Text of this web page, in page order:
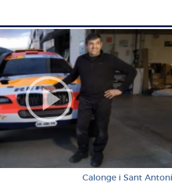
Calonge i Sant Antoni